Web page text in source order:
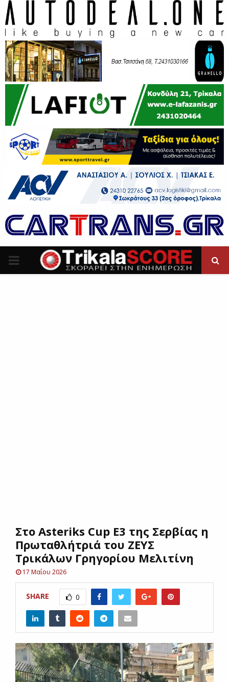
P
UΣτο Asteriks Cup E3 της Σερβίας η
Πρωταθλήτριά του ΖΕΥΣ
Τρικάλων Γρηγορίου Μελιτίνη
17 Μαΐου 2026
SHARE 0